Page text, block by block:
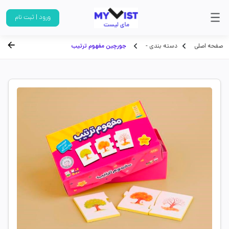
ورود | ثبت نام
صفحه اصلی دسته بندی - جورچین مفهوم ترتیب